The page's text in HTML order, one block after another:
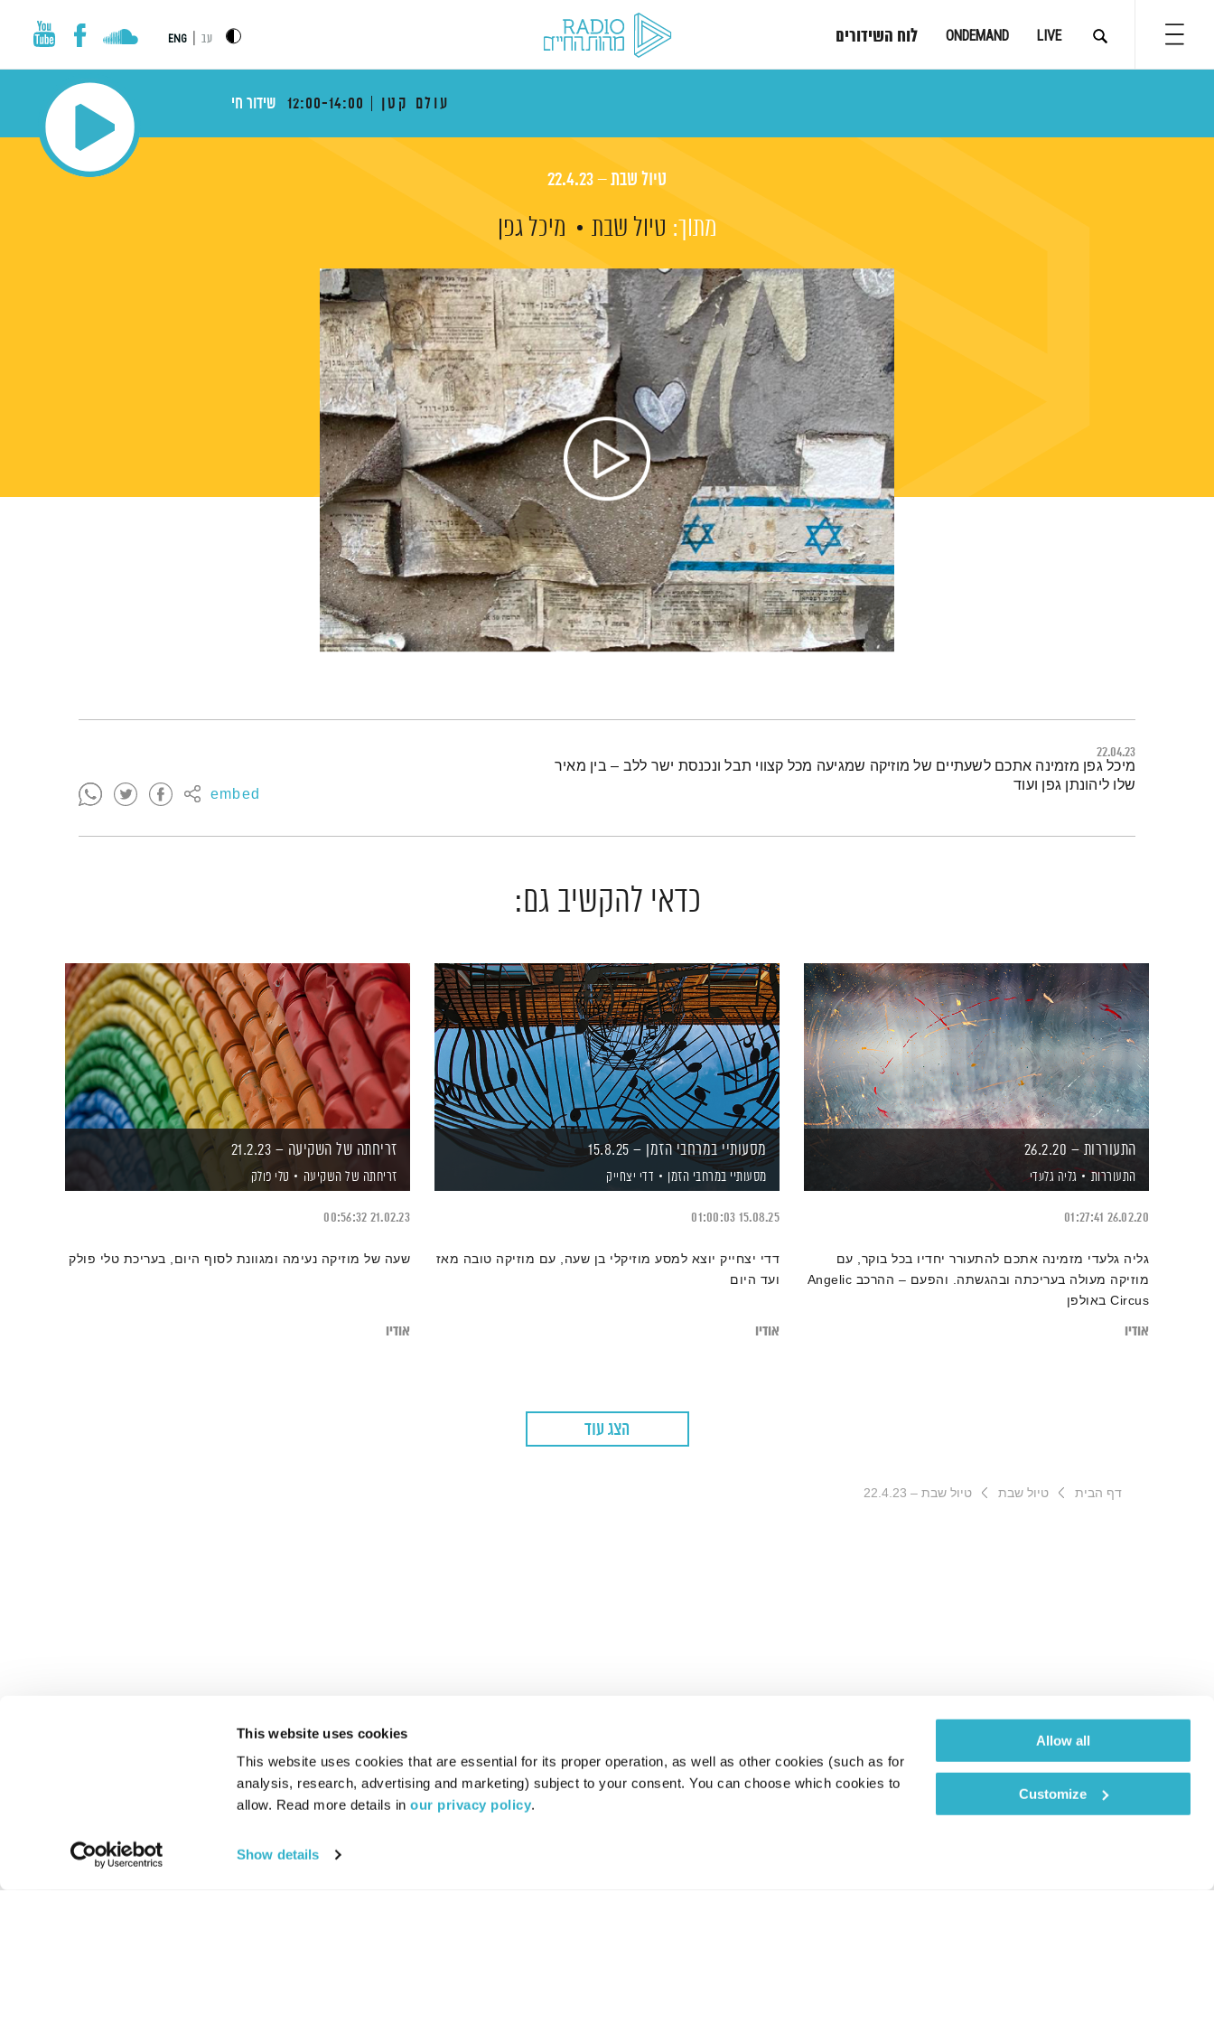
This website uses cookies
This website uses cookies that are essential for its proper operation, as well as other cookies (such as for
analysis, research, advertising and marketing) subject to your consent. You can choose which cookies to
allow. Read more details in our privacy policy.
Show details
Allow all
Customize
LIVE
ONDEMAND לוח השידורים עב ENG
עולם קטן 12:00-14:00 שידור חי
טיול שבת – 22.4.23
מתוך: טיול שבת מיכל גפן
22.04.23
embed
תמצית הפודקאסט
מיכל גפן מזמינה אתכם לשעתיים של מוזיקה שמגיעה מכל קצווי תבל ונכנסת ישר ללב – בין מאיר
שלו ליהונתן גפן ועוד
כדאי להקשיב גם:
התעוררות – 26.2.20
התעוררות גליה גלעדי
26.02.20
01:27:41
גליה גלעדי מזמינה אתכם להתעורר יחדיו בכל בוקר, עם
מוזיקה מעולה בעריכתה ובהגשתה. והפעם – ההרכב Angelic
Circus באולפן
אודיו
מסעותיי במרחבי הזמן – 15.8.25
מסעותיי במרחבי הזמן דדי יצחייק
15.08.25
01:00:03
דדי יצחייק יוצא למסע מוזיקלי בן שעה, עם מוזיקה טובה מאז
ועד היום
אודיו
זריחתה של השקיעה – 21.2.23
זריחתה של השקיעה טלי פולק
21.02.23
00:56:32
שעה של מוזיקה נעימה ומגוונת לסוף היום, בעריכת טלי פולק
אודיו
הצג עוד
דף הבית טיול שבת טיול שבת – 22.4.23